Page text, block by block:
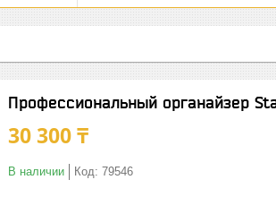
Профессиональный органайзер
30 300 ₸
В наличии Код: 79546